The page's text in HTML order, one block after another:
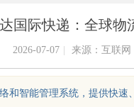
国际快递：全球物
2026-07-07 来源：互联网
和智能管理系统，提供快